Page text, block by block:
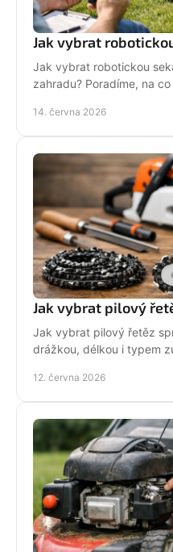
Jak vybrat
Jak vybrat robotickou
zahradu? Poradíme, na
14. června 2026
Jak vybrat pilový
Jak vybrat pilový řetěz
drážkou, délkou i typem
12. června 2026